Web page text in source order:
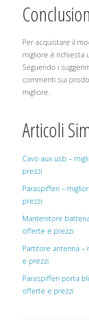
Per acquistare il
migliore è richiesta
Seguendo i
commenti sui
migliore.
Articoli
Cavo aux usb –
prezzi
Paraspifferi –
prezzi
Mantenitore
offerte e prezzi
Partitore antenna
e prezzi
Paraspifferi porta
offerte e prezzi